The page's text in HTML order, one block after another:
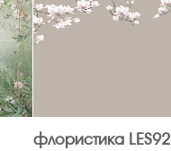
флористика LES92